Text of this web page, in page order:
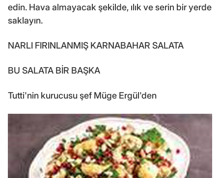
edin. Hava almayacak şekilde, ılık ve serin bir yerde
saklayın.
NARLI FIRINLANMIŞ KARNABAHAR SALATA
BU SALATA BİR BAŞKA
Tutti'nin kurucusu şef Müge Ergül'den